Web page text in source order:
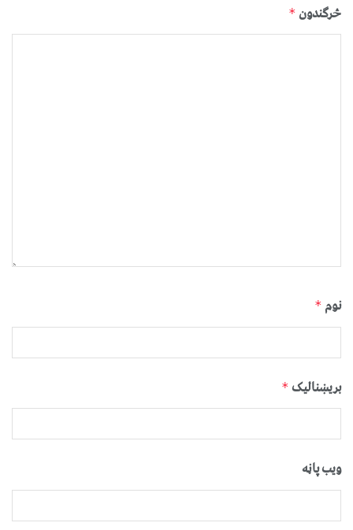
څرگندون *
نوم *
بریښنالیک *
ویب پاڼه